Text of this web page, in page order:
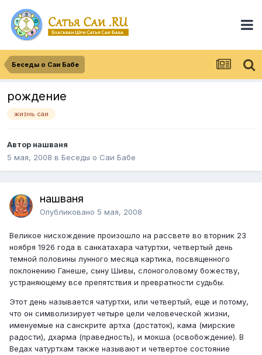
Беседы о Саи Бабе
рождение
жизнь саи
Автор нашваня
5 мая, 2008 в Беседы о Саи Бабе
нашваня
Опубликовано 5 мая, 2008
Великое нисхождение произошло на рассвете во вторник 23
ноября 1926 года в санкатахара чатуртхи, четвертый день
темной половины лунного месяца картика, посвященного
поклонению Ганеше, сыну Шивы, слоноголовому божеству,
устраняющему все препятствия и превратности судьбы.
Этот день называется чатуртхи, или четвертый, еще и потому,
что он символизирует четыре цели человеческой жизни,
именуемые на санскрите артха (достаток), кама (мирские
радости), дхарма (праведность), и мокша (освобождение). В
Ведах чатуртхам также называют и четвертое состояние